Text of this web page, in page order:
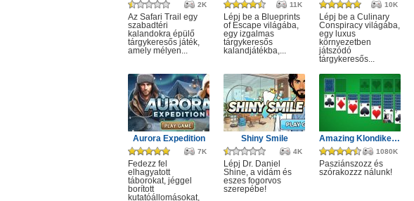
2K
Az Safari Trail egy
szabadtéri
kalandokra épülő
tárgykeresős játék,
amely mélyen...
11K
Lépj be a Blueprints
of Escape világába,
egy izgalmas
tárgykeresős
kalandjátékba,...
10K
Lépj be a Culinary
Conspiracy világába,
egy luxus
környezetben
játszódó
tárgykeresős...
Aurora Expedition
7K
Fedezz fel
elhagyatott
táborokat, jéggel
borított
kutatóállomásokat,
Shiny Smile
4K
Lépj Dr. Daniel
Shine, a vidám és
eszes fogorvos
szerepébe!
Amazing Klondike Solitaire
1080K
Pasziánszozz és
szórakozzz nálunk!